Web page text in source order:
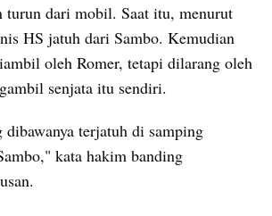
turun dari mobil. Saat itu, menurut
HS jatuh dari Sambo. Kemudian
oleh Romer, tetapi dilarang oleh
senjata itu sendiri.
dibawanya terjatuh di samping
kata hakim banding